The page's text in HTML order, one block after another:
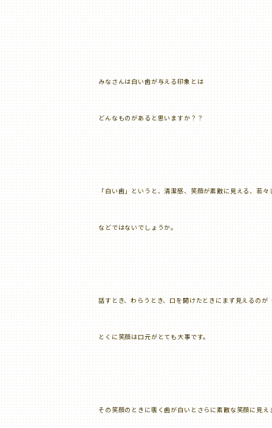
みなさんは白い歯が与える印象とは
どんなものがあると思いますか？？
「白い歯」というと、清潔感、笑顔が素敵に見える、若々
などではないでしょうか。
話すとき、わらうとき、口を開けたときにまず見えるのが
とくに笑顔は口元がとても大事です。
その笑顔のときに覗く歯が白いとさらに素敵な笑顔に見え